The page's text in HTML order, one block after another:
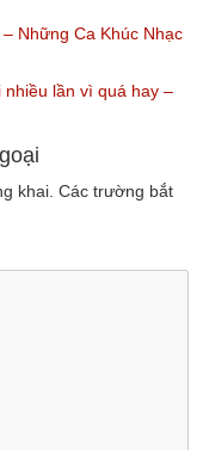
Những Ca Khúc Nhạc
nhiều lần vì quá hay –
khai. Các trường bắt